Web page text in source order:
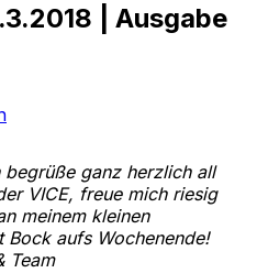
| Ausgabe
ganz herzlich all
VICE, freue mich riesig
meinem kleinen
Bock aufs Wochenende!
Team